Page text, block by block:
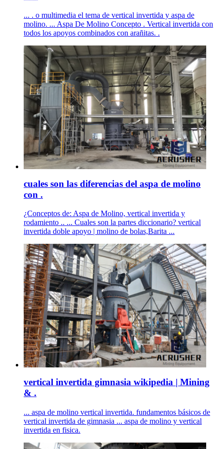
... . o multimedia el tema de vertical invertida y aspa de
molino. ... Aspa De Molino Concepto . Vertical invertida con
todos los apoyos combinados con arañitas. .
cuales son las diferencias del aspa de molino
con .
¿Conceptos de: Aspa de Molino, vertical invertida y
rodamiento .. ... Cuales son la partes diccionario? vertical
invertida doble apoyo | molino de bolas,Barita ...
vertical invertida gimnasia wikipedia | Mining
& .
... aspa de molino vertical invertida. fundamentos básicos de
vertical invertida de gimnasia ... aspa de molino y vertical
invertida en fisica.